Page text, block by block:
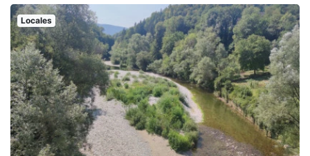
Locales